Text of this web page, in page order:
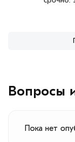
Вопросы
Пока нет